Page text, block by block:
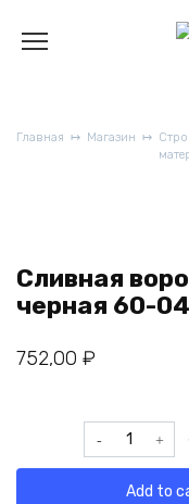
содержанию
Главная Магазин
Сливная
черная 60-
752,00 ₽
Сливная
воронка
Add to